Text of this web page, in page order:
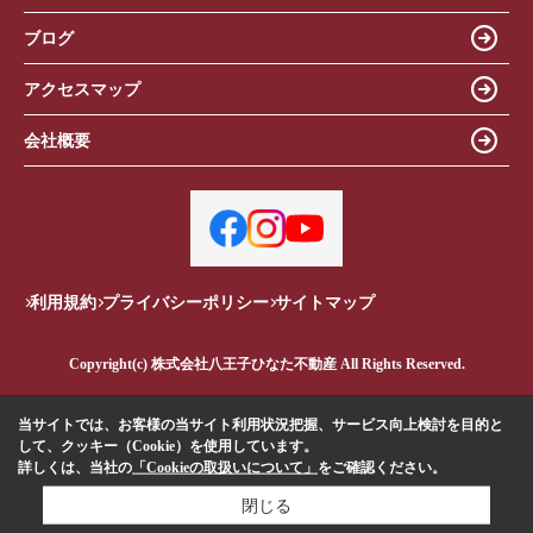
ブログ
アクセスマップ
会社概要
利用規約 プライバシーポリシー サイトマップ
Copyright(c) 株式会社八王子ひなた不動産 All Rights Reserved.
当サイトでは、お客様の当サイト利用状況把握、サービス向上検討を目的と
して、クッキー（Cookie）を使用しています。
詳しくは、当社の 「Cookieの取扱いについて」 をご確認ください。
閉じる